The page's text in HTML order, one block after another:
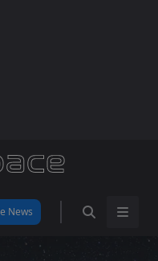
News